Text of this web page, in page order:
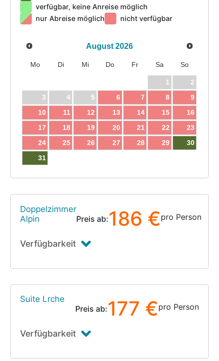
verfügbar, keine Anreise möglich
nur Abreise möglich
nicht verfügbar
August 2026
Mo Di Mi Do Fr Sa So
1
2
3
4 5 6 7 8
9
10
11 12 13 14 15
16
17
18 19 20 21 22
23
24
25 26 27 28 29
30
31
Doppelzimmer
Alpin
Preis ab:186 €pro Person
Verfügbarkeit
Suite Lrche
Preis ab:177 €pro Person
Verfügbarkeit